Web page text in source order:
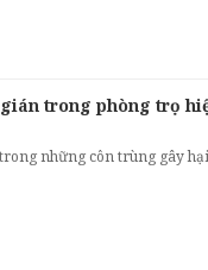
trong phòng trọ
những côn trùng gây